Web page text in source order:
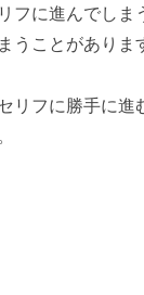
フに進んでしま
うことがありま
リフに勝手に進